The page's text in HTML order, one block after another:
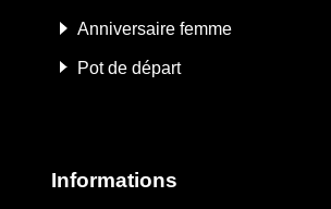
Anniversaire femme
Pot de départ
Informations